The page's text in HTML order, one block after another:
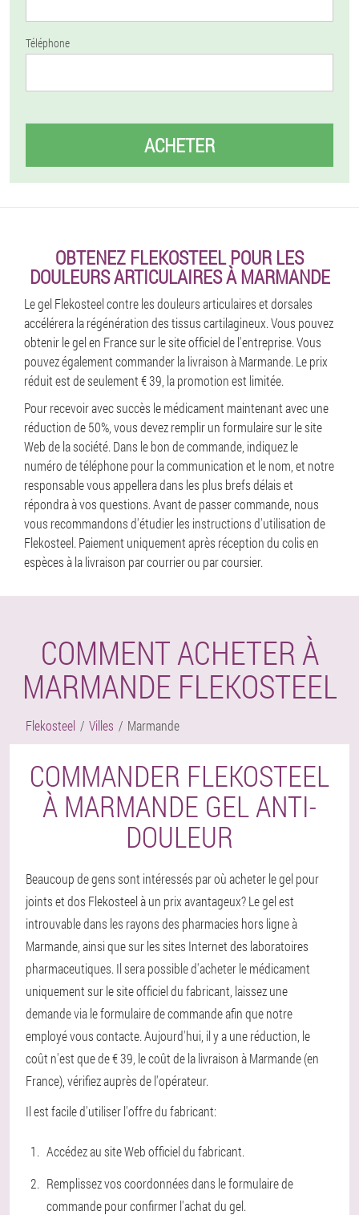
Téléphone
ACHETER
OBTENEZ FLEKOSTEEL POUR LES
DOULEURS ARTICULAIRES À MARMANDE
Le gel Flekosteel contre les douleurs articulaires et dorsales
accélérera la régénération des tissus cartilagineux. Vous pouvez
obtenir le gel en France sur le site officiel de l'entreprise. Vous
pouvez également commander la livraison à Marmande. Le prix
réduit est de seulement € 39, la promotion est limitée.
Pour recevoir avec succès le médicament maintenant avec une
réduction de 50%, vous devez remplir un formulaire sur le site
Web de la société. Dans le bon de commande, indiquez le
numéro de téléphone pour la communication et le nom, et notre
responsable vous appellera dans les plus brefs délais et
répondra à vos questions. Avant de passer commande, nous
vous recommandons d'étudier les instructions d'utilisation de
Flekosteel. Paiement uniquement après réception du colis en
espèces à la livraison par courrier ou par coursier.
COMMENT ACHETER À
MARMANDE FLEKOSTEEL
Flekosteel Villes Marmande
COMMANDER FLEKOSTEEL
À MARMANDE GEL ANTI-
DOULEUR
Beaucoup de gens sont intéressés par où acheter le gel pour
joints et dos Flekosteel à un prix avantageux? Le gel est
introuvable dans les rayons des pharmacies hors ligne à
Marmande, ainsi que sur les sites Internet des laboratoires
pharmaceutiques. Il sera possible d'acheter le médicament
uniquement sur le site officiel du fabricant, laissez une
demande via le formulaire de commande afin que notre
employé vous contacte. Aujourd'hui, il y a une réduction, le
coût n'est que de € 39, le coût de la livraison à Marmande (en
France), vérifiez auprès de l'opérateur.
Il est facile d'utiliser l'offre du fabricant:
Accédez au site Web officiel du fabricant.
Remplissez vos coordonnées dans le formulaire de
commande pour confirmer l'achat du gel.